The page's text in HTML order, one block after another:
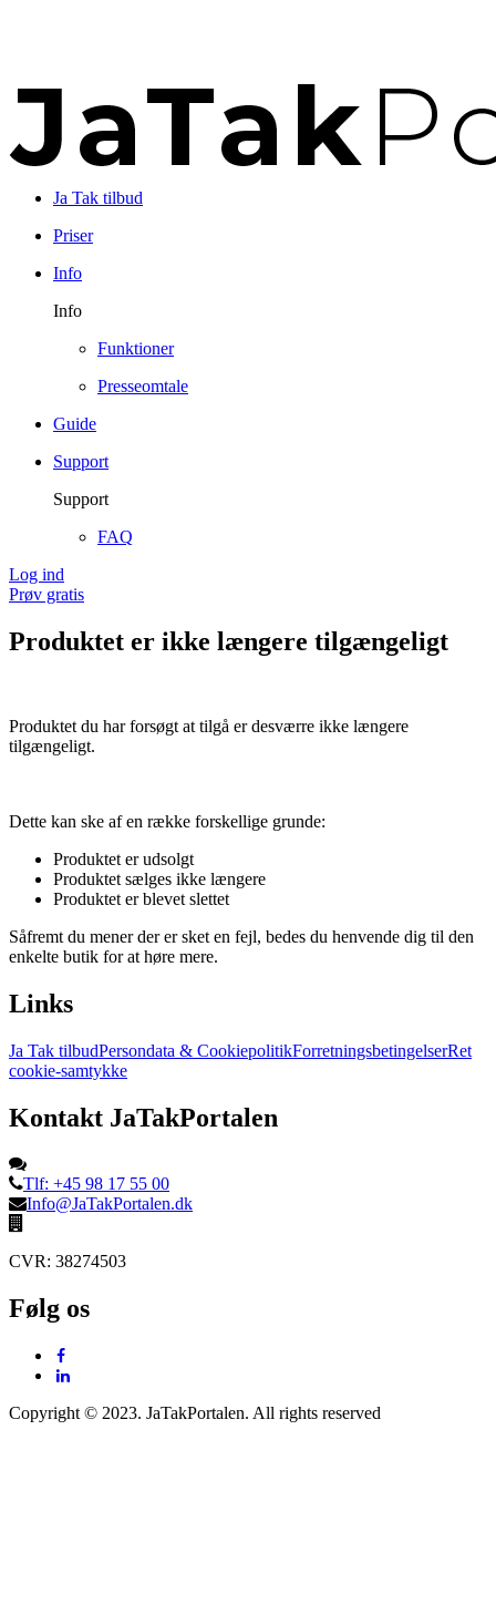
Ja Tak tilbud
Priser
Info
Info
Funktioner
Presseomtale
Guide
Support
Support
FAQ
Log ind
Prøv gratis
Produktet er ikke længere tilgængeligt
Produktet du har forsøgt at tilgå er desværre ikke længere
tilgængeligt.
Dette kan ske af en række forskellige grunde:
Produktet er udsolgt
Produktet sælges ikke længere
Produktet er blevet slettet
Såfremt du mener der er sket en fejl, bedes du henvende dig til den
enkelte butik for at høre mere.
Links
Ja Tak tilbudPersondata & CookiepolitikForretningsbetingelserRet
cookie-samtykke
Kontakt JaTakPortalen
Tlf: +45 98 17 55 00
Info@JaTakPortalen.dk
CVR: 38274503
Følg os
Copyright © 2023. JaTakPortalen. All rights reserved